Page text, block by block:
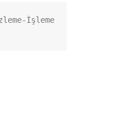
İşleme